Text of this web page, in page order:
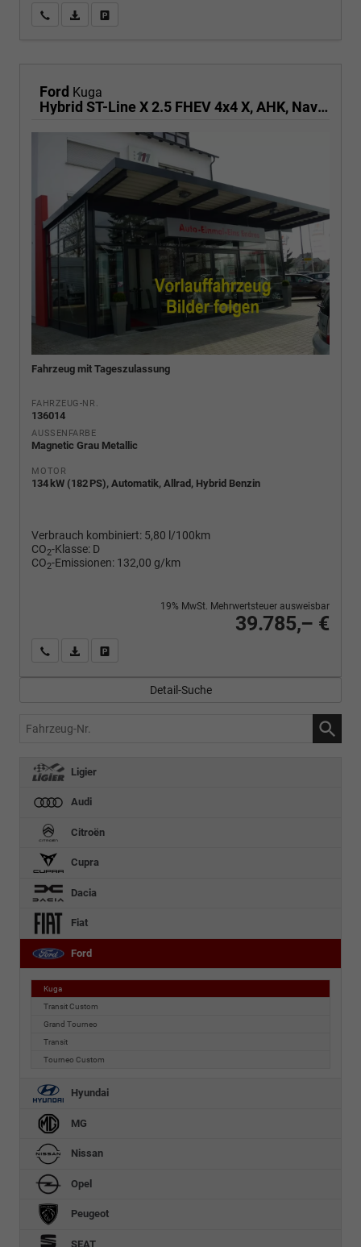
Wir rufen Sie anPDF-Fahrzeugexposé drucken
Ford Kuga
Hybrid ST-Line X 2.5 FHEV 4x4 X, AHK, Navi, AreaView, Sound, Side, el. Klappe, Winter, 5 J.-Garantie
Fahrzeug mit Tageszulassung
FAHRZEUG-NR.
136014
AUSSENFARBE
Magnetic Grau Metallic
MOTOR
134 kW (182 PS), Automatik, Allrad, Hybrid Benzin
Verbrauch kombiniert: 5,80 l/100km
CO2-Klasse: D
CO2-Emissionen: 132,00 g/km
39.785,– €
19% MwSt. Mehrwertsteuer ausweisbar
Wir rufen Sie anPDF-Fahrzeugexposé drucken
Detail-Suche
Fahrzeug-
Ligier
Audi
Citroën
Cupra
Dacia
Fiat
Ford
Kuga
Transit Custom
Grand Tourneo
Transit
Tourneo Custom
Hyundai
MG
Nissan
Opel
Peugeot
SEAT